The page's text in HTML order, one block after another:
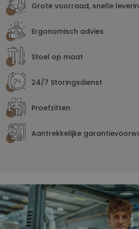
Grote voorraad, snelle
Ergonomisch advies
Stoel op maat
24/7 Storingsdienst
Proefzitten
Aantrekkelijke